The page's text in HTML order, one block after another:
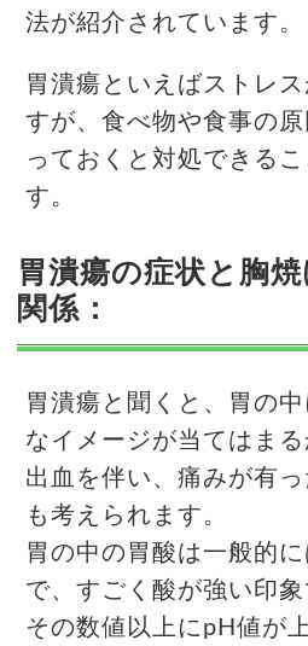
法が紹介されています。
胃潰瘍といえばストレ
すが、食べ物や食事の
っておくと対処できる
す。
胃潰瘍の症状と胸
関係：
胃潰瘍と聞くと、胃の
なイメージが当てはまる
出血を伴い、痛みが有
も考えられます。
胃の中の胃酸は一般的
で、すごく酸が強い印象
その数値以上にpH値が